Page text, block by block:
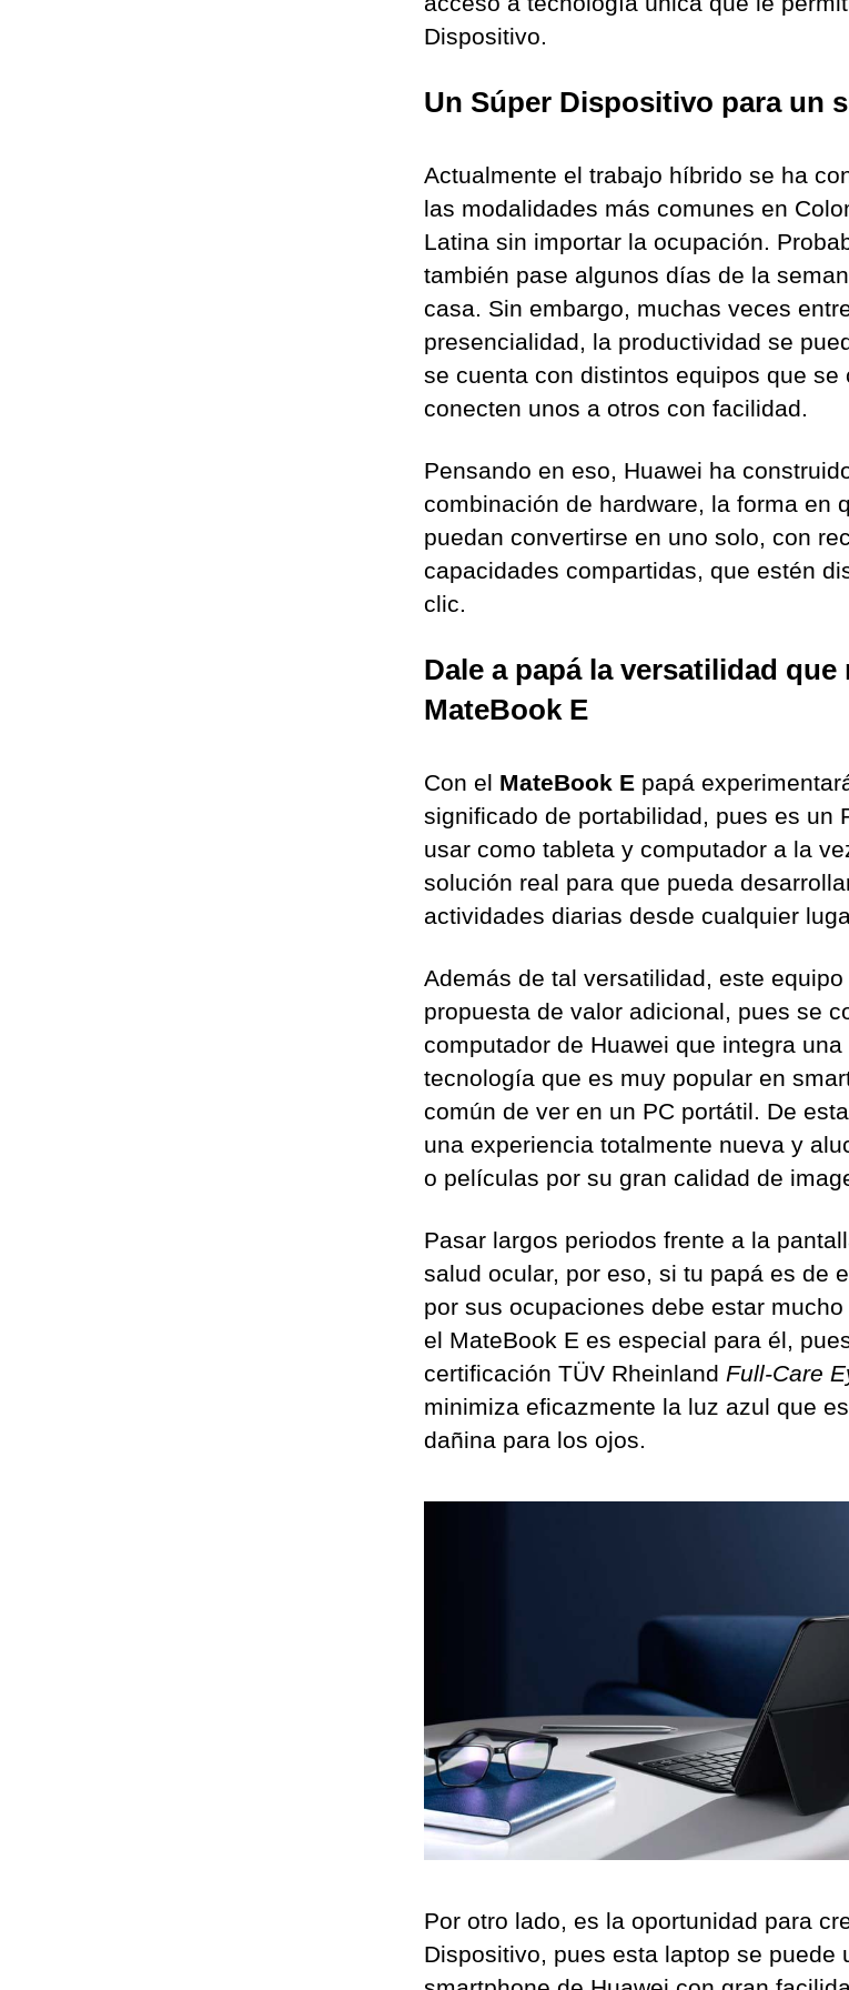
Dispositivo.
Un Súper Dispositivo para un
Actualmente el trabajo híbrido se ha
las modalidades más comunes en
Latina sin importar la ocupación.
también pase algunos días de la
casa. Sin embargo, muchas veces
presencialidad, la productividad se
se cuenta con distintos equipos que se
conecten unos a otros con facilidad.
Pensando en eso, Huawei ha
combinación de hardware, la forma en
puedan convertirse en uno solo, con
capacidades compartidas, que estén
clic.
Dale a papá la versatilidad que
MateBook E
Con el MateBook E papá
significado de portabilidad, pues es un
usar como tableta y computador a la
solución real para que pueda
actividades diarias desde cualquier
Además de tal versatilidad, este
propuesta de valor adicional, pues se
computador de Huawei que integra una
tecnología que es muy popular en
común de ver en un PC portátil. De
una experiencia totalmente nueva y
o películas por su gran calidad de
Pasar largos periodos frente a la
salud ocular, por eso, si tu papá es de
por sus ocupaciones debe estar
el MateBook E es especial para él,
certificación TÜV Rheinland Full-Care
minimiza eficazmente la luz azul que
dañina para los ojos.
Por otro lado, es la oportunidad para
Dispositivo, pues esta laptop se puede